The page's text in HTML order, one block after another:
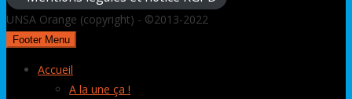
UNSA Orange (copyright) - ©2013-2022
Footer Menu
Accueil
A la une ça !